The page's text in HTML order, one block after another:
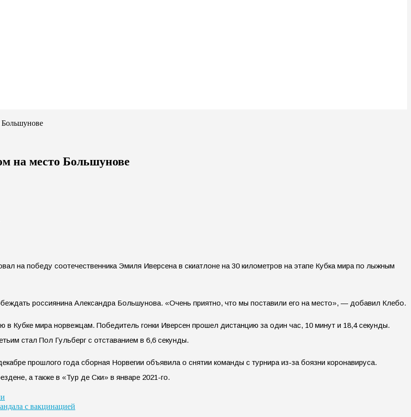
Большунове
на место Большунове
на победу соотечественника Эмиля Иверсена в скиатлоне на 30 километров на этапе Кубка мира по лыжным
россиянина Александра Большунова. «Очень приятно, что мы поставили его на место», — добавил Клебо.
в Кубке мира норвежцам. Победитель гонки Иверсен прошел дистанцию за один час, 10 минут и 18,4 секунды.
стал Пол Гульберг с отставанием в 6,6 секунды.
прошлого года сборная Норвегии объявила о снятии команды с турнира из-за боязни коронавируса.
а также в «Тур де Ски» в январе 2021-го.
с вакцинацией